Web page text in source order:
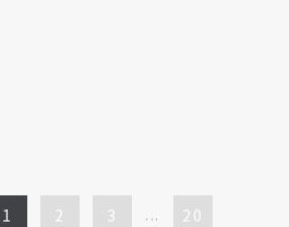
1 2 3 ... 20